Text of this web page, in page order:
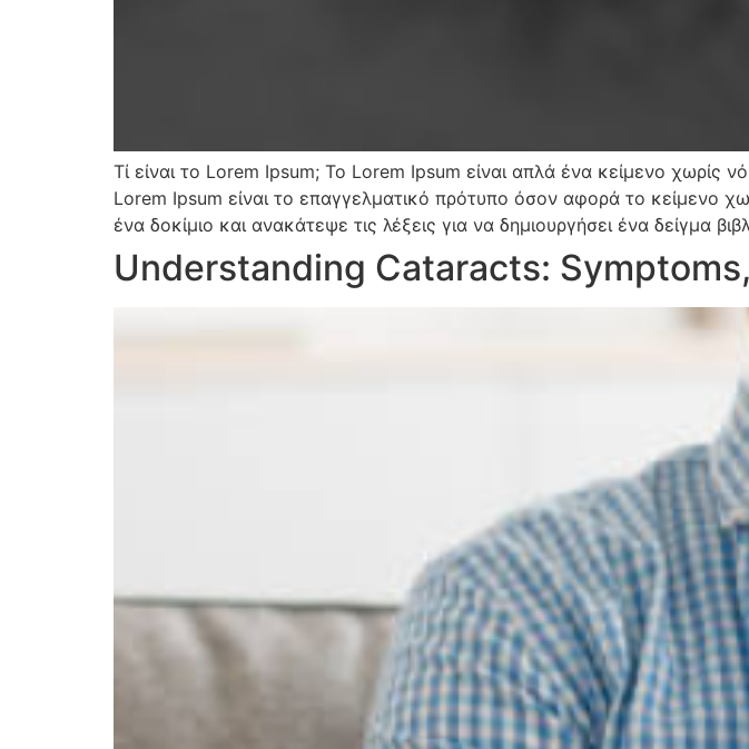
Τί είναι το Lorem Ipsum; Το Lorem Ipsum είναι απλά ένα κείμενο χωρίς
Lorem Ipsum είναι το επαγγελματικό πρότυπο όσον αφορά το κείμενο
ένα δοκίμιο και ανακάτεψε τις λέξεις για να δημιουργήσει ένα δείγμα
Understanding Cataracts: